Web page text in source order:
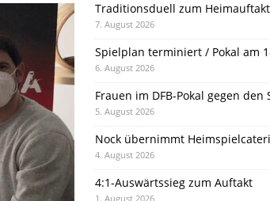
Traditionsduell zum Heimauftakt
7. August 2026
Spielplan terminiert / Pokal am
6. August 2026
Frauen im DFB-Pokal gegen den
5. August 2026
Nock übernimmt
4. August 2026
4:1-Auswärtssieg zum Auftakt
1. August 2026